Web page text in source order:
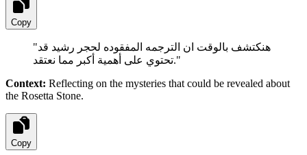
Copy
"هنكتشف بالوقت ان الترجمه المفقوده لحجر رشيد قد
تحتوي على أهمية أكبر مما نعتقد."
Context: Reflecting on the mysteries that could be revealed about
the Rosetta Stone.
Copy